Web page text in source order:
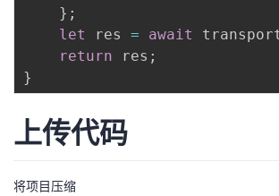
} ;
let
res = await
return res ;
}
上传代码
将项目压缩